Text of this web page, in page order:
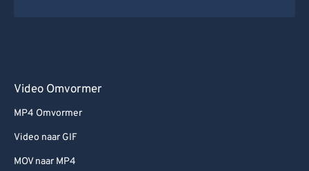
Video Omvormer
MP4 Omvormer
Video naar GIF
MOV naar MP4